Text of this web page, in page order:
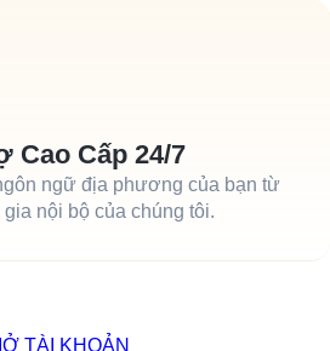
Cao Cấp 24/7
ngữ địa phương của bạn từ
nội bộ của chúng tôi.
TÀI KHOẢN